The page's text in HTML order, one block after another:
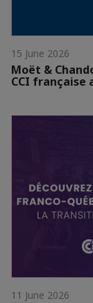
15 June 2026
Moët &
CCI française
11 June 2026